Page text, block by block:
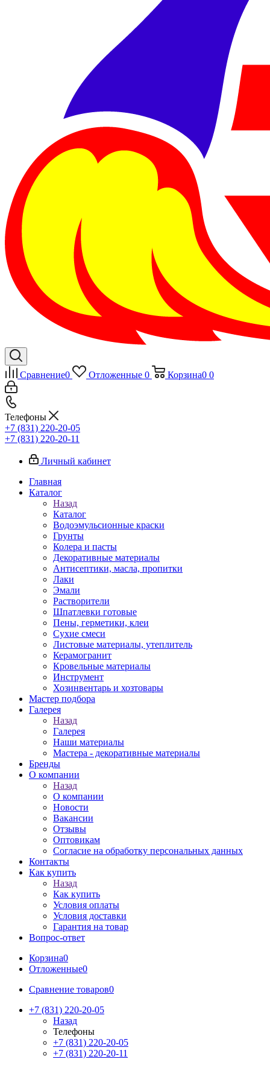
Сравнение0 Отложенные 0 Корзина0 0
Телефоны
+7 (831) 220-20-05
+7 (831) 220-20-11
Личный кабинет
Главная
Каталог
Назад
Каталог
Водоэмульсионные краски
Грунты
Колера и пасты
Декоративные материалы
Антисептики, масла, пропитки
Лаки
Эмали
Растворители
Шпатлевки готовые
Пены, герметики, клеи
Сухие смеси
Листовые материалы, утеплитель
Керамогранит
Кровельные материалы
Инструмент
Хозинвентарь и хозтовары
Мастер подбора
Галерея
Назад
Галерея
Наши материалы
Мастера - декоративные материалы
Бренды
О компании
Назад
О компании
Новости
Вакансии
Отзывы
Оптовикам
Cогласие на обработку персональных данных
Контакты
Как купить
Назад
Как купить
Условия оплаты
Условия доставки
Гарантия на товар
Вопрос-ответ
Корзина0
Отложенные0
Сравнение товаров0
+7 (831) 220-20-05
Назад
Телефоны
+7 (831) 220-20-05
+7 (831) 220-20-11